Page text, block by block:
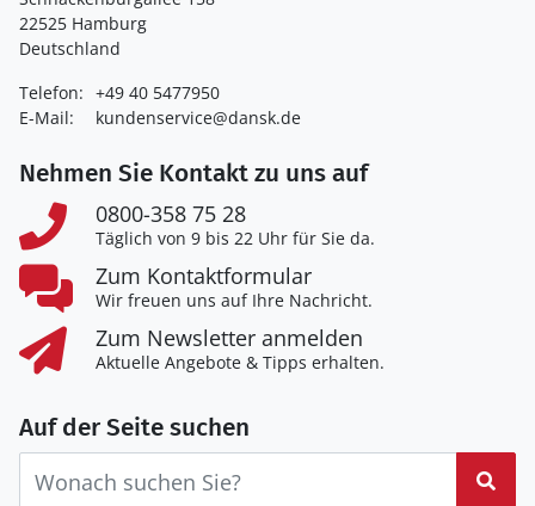
22525 Hamburg
Deutschland
Telefon: +49 40 5477950
E-Mail:
kundenservice@dansk.de
Nehmen Sie Kontakt zu uns auf
0800-358 75 28
Täglich von 9 bis 22 Uhr für Sie da.
Zum Kontaktformular
Wir freuen uns auf Ihre Nachricht.
Zum Newsletter anmelden
Aktuelle Angebote & Tipps erhalten.
Auf der Seite suchen